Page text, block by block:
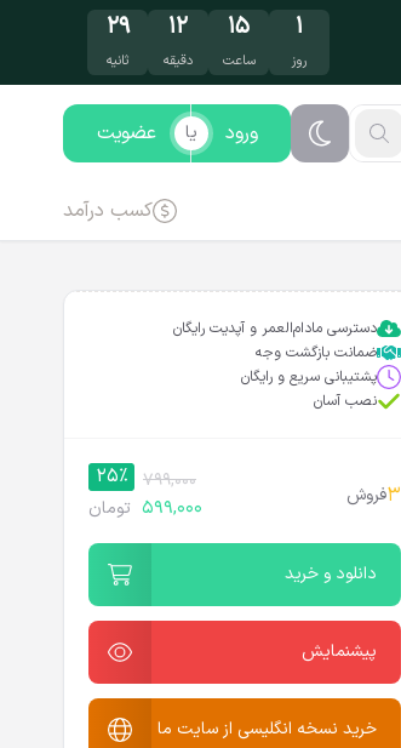
۱
روز
۱۵
ساعت
۱۲
دقیقه
۲۸
ثانیه
ورود عضویت یا
کسب درآمد
دسترسی مادام‌العمر و آپدیت رایگان
ضمانت بازگشت وجه
پشتیبانی سریع و رایگان
نصب آسان
3فروش
799,000
25%
599,000 تومان
دانلود و خرید
پیشنمایش
خرید نسخه انگلیسی از سایت ما